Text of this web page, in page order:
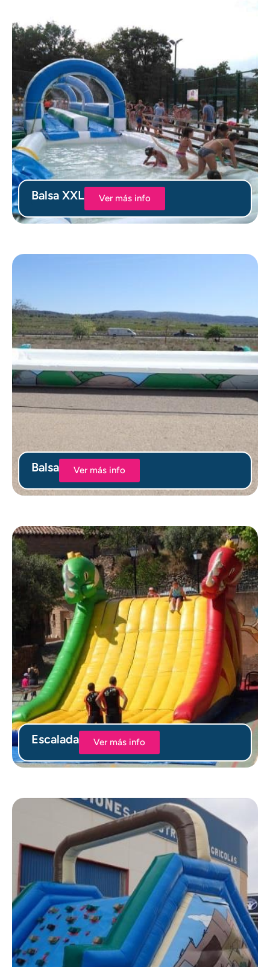
Balsa XXL Ver más info
Balsa Ver más info
Escalada Ver más info